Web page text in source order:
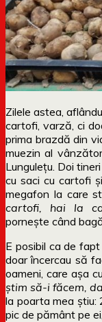
Zilele astea,
cartofi, varză, ci
prima brazdă din
muezin al
Lungulețu. Doi
cu saci cu cartofi
megafon la care
cartofi, hai la
pornește când
E posibil ca de
doar încercau să
oameni, care așa
știm să-i făcem,
la poarta mea știu:
pic de pământ pe